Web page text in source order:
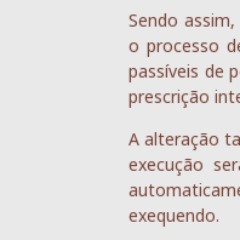
Sendo
o processo
passíveis de
prescrição
A alteração
execução
exequendo.